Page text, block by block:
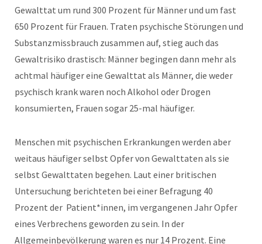
Gewalttat um rund 300 Prozent für Männer und um fast
650 Prozent für Frauen. Traten psychische Störungen und
Substanzmissbrauch zusammen auf, stieg auch das
Gewaltrisiko drastisch: Männer begingen dann mehr als
achtmal häufiger eine Gewalttat als Männer, die weder
psychisch krank waren noch Alkohol oder Drogen
konsumierten, Frauen sogar 25-mal häufiger.
Menschen mit psychischen Erkrankungen werden aber
weitaus häufiger selbst Opfer von Gewalttaten als sie
selbst Gewalttaten begehen. Laut einer britischen
Untersuchung berichteten bei einer Befragung 40
Prozent der Patient*innen, im vergangenen Jahr Opfer
eines Verbrechens geworden zu sein. In der
Allgemeinbevölkerung waren es nur 14 Prozent. Eine